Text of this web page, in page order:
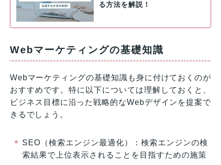
る方法を解説！
Webマーケティングの基礎知識
Webマーケティングの基礎知識も身に付けておくのが
おすすめです。特に以下については理解しておくと、
ビジネス目標に沿った戦略的なWebデザインを提案で
きるでしょう。
SEO（検索エンジン最適化）：検索エンジンの検
索結果で上位表示されることを目指すための施策